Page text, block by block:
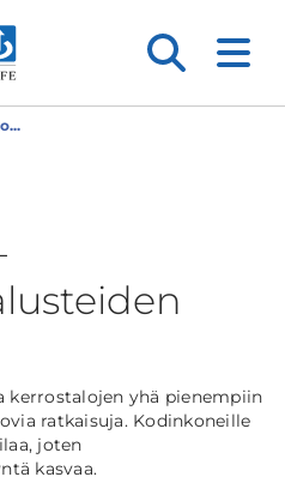
kerrostalojen yhä pienempiin
ratkaisuja. Kodinkoneille
joten
kasvaa.